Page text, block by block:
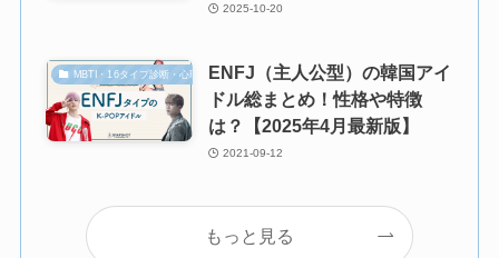
2025-10-20
MBTI・16タイプ診断・心理学
ENFJ（主人公型）の韓国アイ
ドル総まとめ！性格や特徴
は？【2025年4月最新版】
2021-09-12
もっと見る